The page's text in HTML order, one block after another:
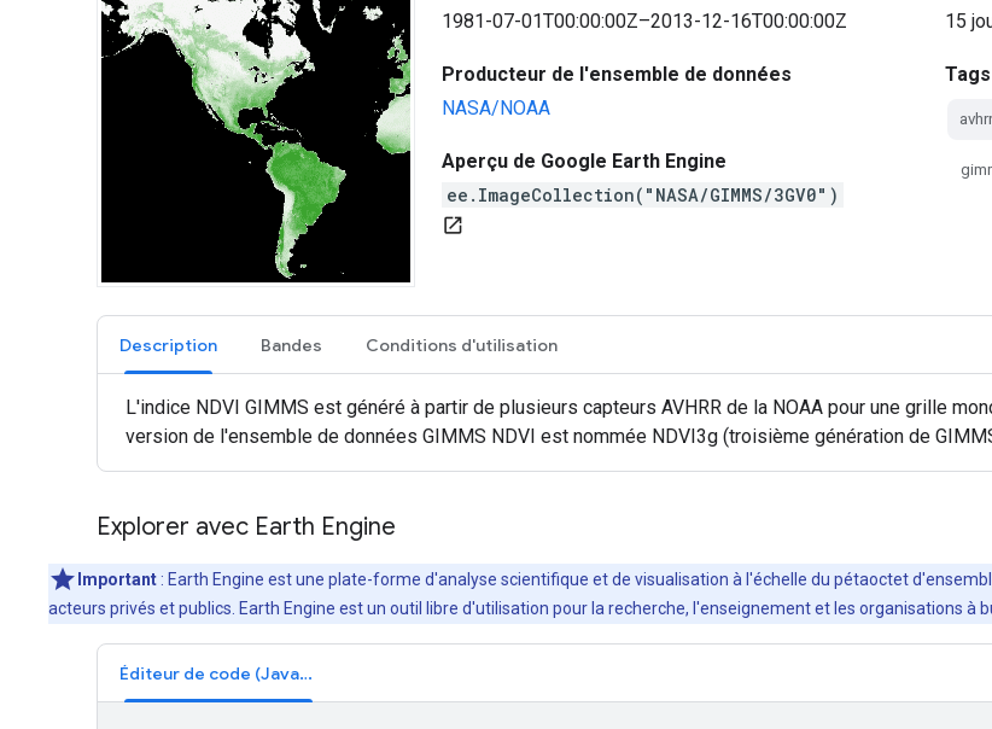
1981-07-01T00:00:00Z–2013-12-16T00:00:00Z
Producteur de l'ensemble de données
NASA/NOAA
Aperçu de Google Earth Engine
ee.ImageCollection("NASA/GIMMS/3GV0")
open_in_new
15
Tags
Description Bandes Conditions d'utilisation
L'indice NDVI GIMMS est généré à partir de plusieurs capteurs AVHRR de la NOAA pour une grille
version de l'ensemble de données GIMMS NDVI est nommée NDVI3g (troisième génération de
Explorer avec Earth Engine
Important : Earth Engine est une plate-forme d'analyse scientifique et de visualisation à l'échelle du pétaoctet
acteurs privés et publics. Earth Engine est un outil libre d'utilisation pour la recherche, l'enseignement et les organisations à
Éditeur de code (JavaScript)